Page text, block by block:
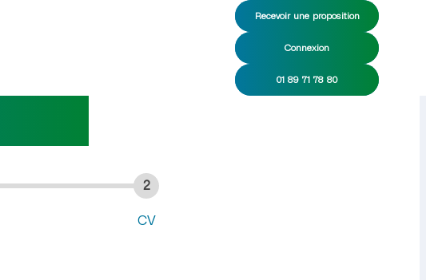
Recevoir une proposition
Connexion
01 89 71 78 80
CDI/CDD
2
CV